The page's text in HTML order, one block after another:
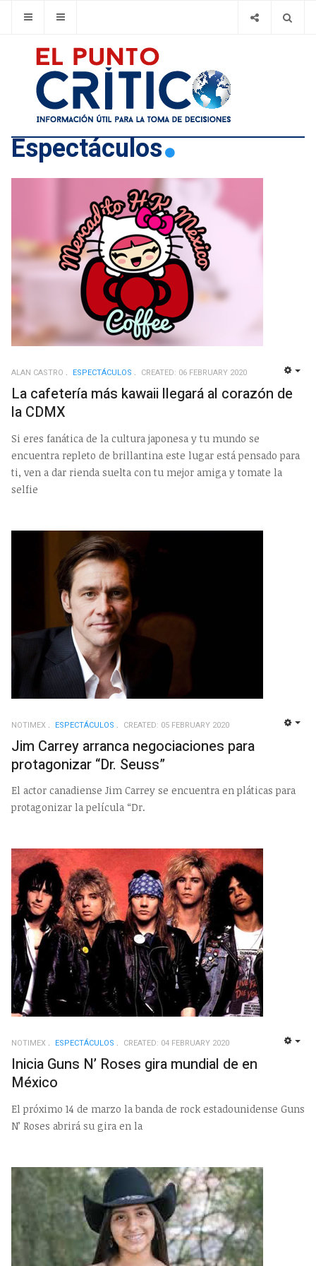
Espectáculos
ALAN CASTRO ESPECTÁCULOS CREATED: 06 FEBRUARY 2020
La cafetería más kawaii llegará al corazón de
la CDMX
Si eres fanática de la cultura japonesa y tu mundo se
encuentra repleto de brillantina este lugar está pensado para
ti, ven a dar rienda suelta con tu mejor amiga y tomate la
selfie
NOTIMEX ESPECTÁCULOS CREATED: 05 FEBRUARY 2020
Jim Carrey arranca negociaciones para
protagonizar “Dr. Seuss”
El actor canadiense Jim Carrey se encuentra en pláticas para
protagonizar la película “Dr.
NOTIMEX ESPECTÁCULOS CREATED: 04 FEBRUARY 2020
Inicia Guns N’ Roses gira mundial de en
México
El próximo 14 de marzo la banda de rock estadounidense Guns
N’ Roses abrirá su gira en la